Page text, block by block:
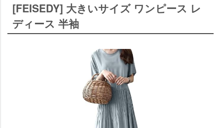
[FEISEDY] 大きいサイズ ワンピース レ
ディース 半袖